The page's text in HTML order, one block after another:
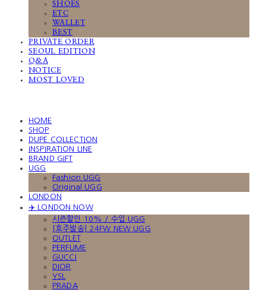
SHOES
ETC
WALLET
BEST
PRIVATE ORDER
SEOUL EDITION
Q&A
NOTICE
MOST LOVED
HOME
SHOP
DUPE COLLECTION
INSPIRATION LINE
BRAND GIFT
UGG
Fashion UGG
Original UGG
LONDON
✈️ LONDON NOW
시즌할인 10% / 수입 UGG
[호주발송] 24FW NEW UGG
OUTLET
PERFUME
GUCCI
DIOR
YSL
PRADA